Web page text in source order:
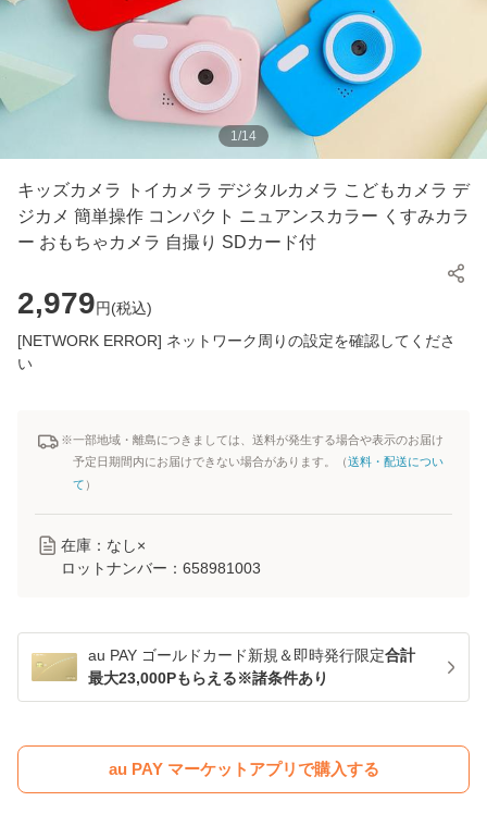
1/14
キッズカメラ トイカメラ デジタルカメラ こどもカメラ デ
ジカメ 簡単操作 コンパクト ニュアンスカラー くすみカラ
ー おもちゃカメラ 自撮り SDカード付
2,979円(税込)
[NETWORK ERROR] ネットワーク周りの設定を確認してくださ
い
※一部地域・離島につきましては、送料が発生する場合や表示のお届け
予定日期間内にお届けできない場合があります。（送料・配送につい
て ）
在庫：なし×
ロットナンバー： 658981003
au PAY ゴールドカード新規＆即時発行限定合計
最大23,000Pもらえる※諸条件あり
au PAY マーケットアプリで購入する